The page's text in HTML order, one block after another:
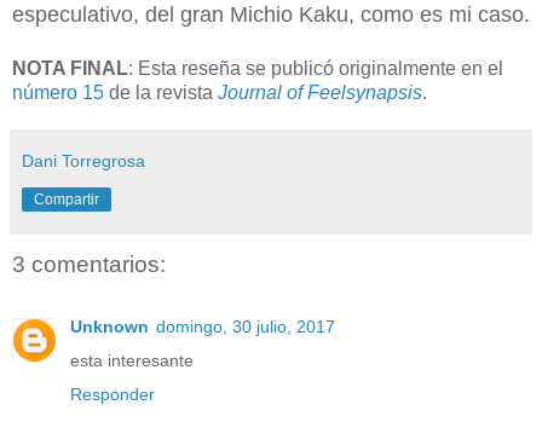
especulativo, del gran Michio Kaku, como es mi caso.
NOTA FINAL: Esta reseña se publicó originalmente en el
número 15 de la revista Journal of Feelsynapsis.
Dani Torregrosa
Compartir
3 comentarios:
Unknown domingo, 30 julio, 2017
esta interesante
Responder